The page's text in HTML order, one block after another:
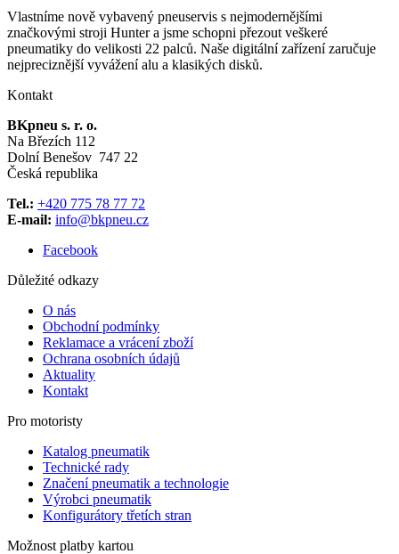
Vlastníme nově vybavený pneuservis s nejmodernějšími
značkovými stroji Hunter a jsme schopni přezout veškeré
pneumatiky do velikosti 22 palců. Naše digitální zařízení zaručuje
nejpreciznější vyvážení alu a klasikých disků.
Kontakt
BKpneu s. r. o.
Na Březích 112
Dolní Benešov 747 22
Česká republika
Tel.: +420 775 78 77 72
E-mail: info@bkpneu.cz
Facebook
Důležité odkazy
O nás
Obchodní podmínky
Reklamace a vrácení zboží
Ochrana osobních údajů
Aktuality
Kontakt
Pro motoristy
Katalog pneumatik
Technické rady
Značení pneumatik a technologie
Výrobci pneumatik
Konfigurátory třetích stran
Možnost platby kartou